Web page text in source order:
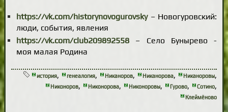
https://vk.com/historynovogurovsky– Новогуровский:
люди, события, явления
https://vk.com/club209892558 – Село Бунырево -
моя малая Родина
история, генеалогия, Никаноров, Никанорова, Никаноровы,
Никоноров, Никонорова, Никоноровы, Гурово, Сотино,
Клеймёново